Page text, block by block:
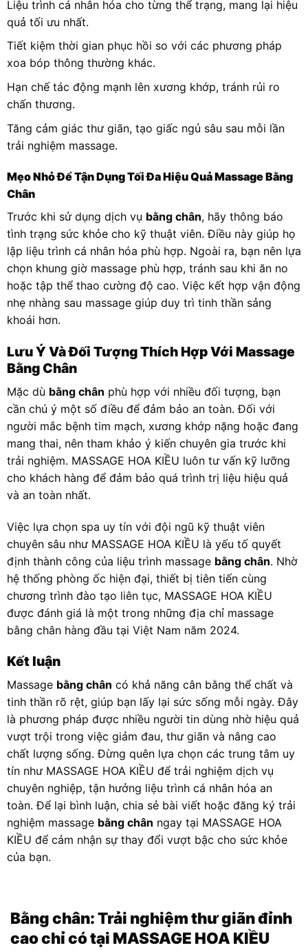
Liệu trình cá nhân hóa cho từng thể trạng, mang lại hiệu
quả tối ưu nhất.
Tiết kiệm thời gian phục hồi so với các phương pháp
xoa bóp thông thường khác.
Hạn chế tác động mạnh lên xương khớp, tránh rủi ro
chấn thương.
Tăng cảm giác thư giãn, tạo giấc ngủ sâu sau mỗi lần
trải nghiệm massage.
Mẹo Nhỏ Để Tận Dụng Tối Đa Hiệu Quả Massage Bằng
Chân
Trước khi sử dụng dịch vụ bằng chân, hãy thông báo
tình trạng sức khỏe cho kỹ thuật viên. Điều này giúp họ
lập liệu trình cá nhân hóa phù hợp. Ngoài ra, bạn nên lựa
chọn khung giờ massage phù hợp, tránh sau khi ăn no
hoặc tập thể thao cường độ cao. Việc kết hợp vận động
nhẹ nhàng sau massage giúp duy trì tinh thần sảng
khoái hơn.
Lưu Ý Và Đối Tượng Thích Hợp Với Massage
Bằng Chân
Mặc dù bằng chân phù hợp với nhiều đối tượng, bạn
cần chú ý một số điều để đảm bảo an toàn. Đối với
người mắc bệnh tim mạch, xương khớp nặng hoặc đang
mang thai, nên tham khảo ý kiến chuyên gia trước khi
trải nghiệm. MASSAGE HOA KIỀU luôn tư vấn kỹ lưỡng
cho khách hàng để đảm bảo quá trình trị liệu hiệu quả
và an toàn nhất.
Việc lựa chọn spa uy tín với đội ngũ kỹ thuật viên
chuyên sâu như MASSAGE HOA KIỀU là yếu tố quyết
định thành công của liệu trình massage bằng chân. Nhờ
hệ thống phòng ốc hiện đại, thiết bị tiên tiến cùng
chương trình đào tạo liên tục, MASSAGE HOA KIỀU
được đánh giá là một trong những địa chỉ massage
bằng chân hàng đầu tại Việt Nam năm 2024.
Kết luận
Massage bằng chân có khả năng cân bằng thể chất và
tinh thần rõ rệt, giúp bạn lấy lại sức sống mỗi ngày. Đây
là phương pháp được nhiều người tin dùng nhờ hiệu quả
vượt trội trong việc giảm đau, thư giãn và nâng cao
chất lượng sống. Đừng quên lựa chọn các trung tâm uy
tín như MASSAGE HOA KIỀU để trải nghiệm dịch vụ
chuyên nghiệp, tận hưởng liệu trình cá nhân hóa an
toàn. Để lại bình luận, chia sẻ bài viết hoặc đăng ký trải
nghiệm massage bằng chân ngay tại MASSAGE HOA
KIỀU để cảm nhận sự thay đổi vượt bậc cho sức khỏe
của bạn.
Bằng chân: Trải nghiệm thư giãn đỉnh
cao chỉ có tại MASSAGE HOA KIỀU